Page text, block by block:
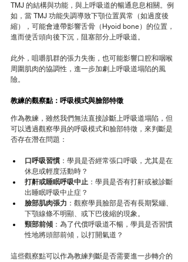
TMJ 的結構與功能，與上呼吸道的暢通息息相關。例
如，當 TMJ 功能失調導致下顎位置異常（如過度後
縮），可能會連帶影響舌骨（Hyoid bone）的位置，
進而使舌頭向後下沉，阻塞部分上呼吸道。
此外，咀嚼肌群的張力失衡，也可能影響口腔和咽喉
周圍肌肉的協調性，進一步加劇上呼吸道塌陷的風
險。
教練的觀察點：呼吸模式與臉部特徵
作為教練，雖然我們無法直接診斷上呼吸道塌陷，但
可以透過觀察學員的呼吸模式和臉部特徵，來判斷是
否存在潛在問題：
口呼吸習慣 ：學員是否經常張口呼吸，尤其是在
休息或輕度活動時？
打鼾或睡眠呼吸中止 ：學員是否有打鼾或被診斷
出睡眠呼吸中止症？
臉部肌肉張力 ：觀察學員臉部是否有長期緊繃、
下顎線條不明顯、或下巴後縮的現象。
頸部前傾 ：為了代償呼吸道不暢，學員是否習慣
性地將頭部前傾，以打開氣道？
這些觀察點可以作為教練判斷是否需要進一步轉介的